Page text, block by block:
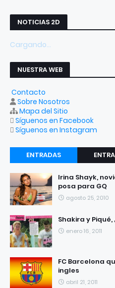
NOTICIAS 2D
Cargando...
NUESTRA WEB
Contacto
Sobre Nosotros
Mapa del Sitio
Síguenos en Facebook
Síguenos en Instagram
ENTRADAS
RECIENTES
Irina Shayk,
posa para GQ
agosto 25, 2010
Shakira y
enero 16, 2011
FC Barcelona
ingles
abril 21, 2011